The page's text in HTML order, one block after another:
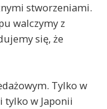
stworzeniami.
walczymy z
się, że
Tylko w
w Japonii